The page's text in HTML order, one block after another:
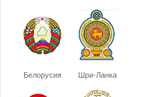
Белорусия Шри-Ланка